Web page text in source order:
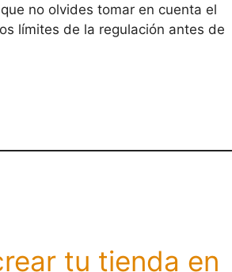
no olvides tomar en cuenta el
límites de la regulación antes de
tu tienda en